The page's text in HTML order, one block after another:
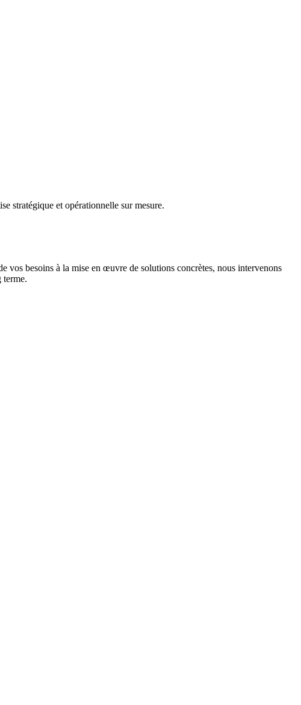
stratégique et opérationnelle sur mesure.
vos besoins à la mise en œuvre de solutions concrètes, nous intervenons
terme.